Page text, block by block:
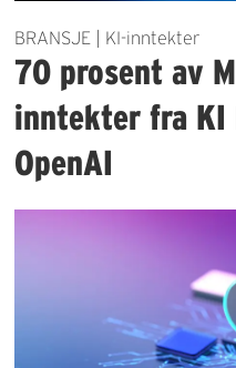
BRANSJE | KI-inntekter
70 prosent av
inntekter fra KI
OpenAI